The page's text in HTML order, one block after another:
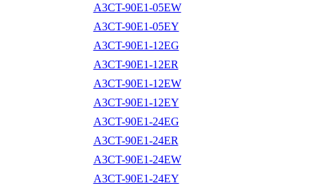
A3CT-90E1-05EW
A3CT-90E1-05EY
A3CT-90E1-12EG
A3CT-90E1-12ER
A3CT-90E1-12EW
A3CT-90E1-12EY
A3CT-90E1-24EG
A3CT-90E1-24ER
A3CT-90E1-24EW
A3CT-90E1-24EY